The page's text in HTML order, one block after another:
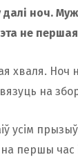
далі ноч.
не
хваля. Ноч
на
усім
першы час